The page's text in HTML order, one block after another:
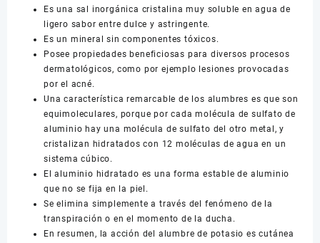
Es una sal inorgánica cristalina muy soluble en agua de
ligero sabor entre dulce y astringente.
Es un mineral sin componentes tóxicos.
Posee propiedades beneficiosas para diversos procesos
dermatológicos, como por ejemplo lesiones provocadas
por el acné.
Una característica remarcable de los alumbres es que son
equimoleculares, porque por cada molécula de sulfato de
aluminio hay una molécula de sulfato del otro metal, y
cristalizan hidratados con 12 moléculas de agua en un
sistema cúbico.
El aluminio hidratado es una forma estable de aluminio
que no se fija en la piel.
Se elimina simplemente a través del fenómeno de la
transpiración o en el momento de la ducha.
En resumen, la acción del alumbre de potasio es cutánea